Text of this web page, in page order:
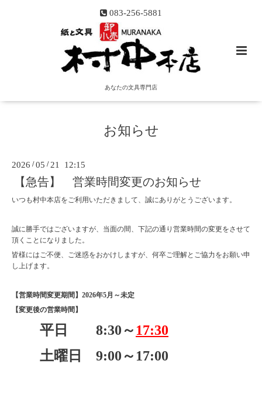
083-256-5881
あなたの文具専門店
お知らせ
2026 /05 / 21 12:15
【急告】 営業時間変更のお知らせ
いつも村中本店をご利用いただきまして、誠にありがとうございます。
誠に勝手ではございますが、当面の間、下記の通り営業時間の変更をさせて
頂くことになりました。
皆様にはご不便、ご迷惑をおかけしますが、何卒ご理解とご協力をお願い申
し上げます。
【営業時間変更期間】2026年5月～未定
【変更後の営業時間】
平日 8:30～ 17:30
土曜日 9:00～17:00